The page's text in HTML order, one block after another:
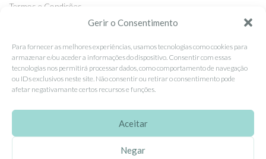
Gerir o Consentimento
Para fornecer as melhores experiências, usamos tecnologias como cookies para
armazenar e/ou aceder a informações do dispositivo. Consentir com essas
tecnologias nos permitirá processar dados, como comportamento de navegação
ou IDs exclusivos neste site. Não consentir ou retirar o consentimento pode
afetar negativamante certos recursos e funções.
Aceitar
Negar
Termos e Condições
Livro de Reclamações
APOIO AO CLIENTE